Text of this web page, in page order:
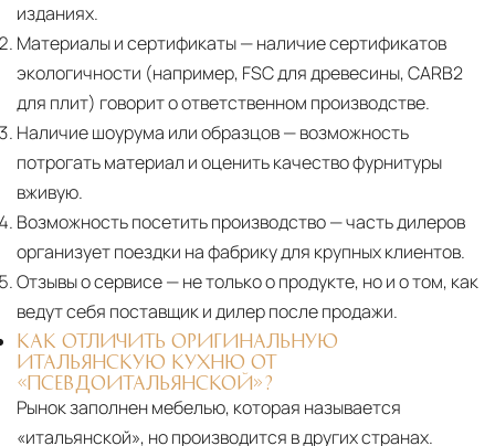
изданиях.
Материалы и сертификаты— наличие сертификатов
экологичности (например, FSC для древесины, CARB2
для плит) говорит о ответственном производстве.
Наличие шоурума или образцов— возможность
потрогать материал и оценить качество фурнитуры
вживую.
Возможность посетить производство— часть дилеров
организует поездки на фабрику для крупных клиентов.
Отзывы о сервисе— не только о продукте, но и о том, как
ведут себя поставщик и дилер после продажи.
КАК ОТЛИЧИТЬ ОРИГИНАЛЬНУЮ
ИТАЛЬЯНСКУЮ КУХНЮ ОТ
«ПСЕВДОИТАЛЬЯНСКОЙ»?
Рынок заполнен мебелью, которая называется
«итальянской», но производится в других странах.